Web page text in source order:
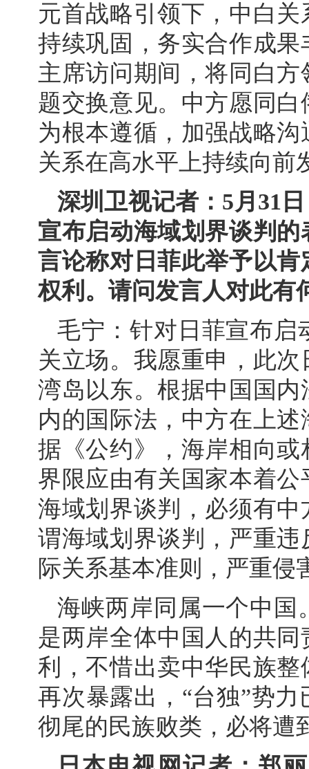
元首战略引领下，中白
持续巩固，务实合作成
主席访问期间，将同白
题交换意见。中方愿同
为根本遵循，加强战略
关系在高水平上持续向前
深圳卫视记者：5月31
宣布启动海域划界谈判
言论称对日菲此举予以
权利。请问发言人对此有
毛宁：针对日菲宣布启
关立场。我愿重申，此
湾岛以东。根据中国国
内的国际法，中方在上
据《公约》，海岸相向
界限应由有关国家本着
海域划界谈判，必须有
谓海域划界谈判，严重
际关系基本准则，严重侵
海峡两岸同属一个中国
是两岸全体中国人的共
利，不惜出卖中华民族
再次暴露出，“台独”势
彻尾的民族败类，必将遭